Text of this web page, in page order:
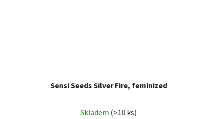
Sensi Seeds Silver Fire, feminized
Skladem (>10 ks)